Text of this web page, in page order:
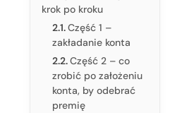
krok po kroku
Część 1 –
zakładanie konta
Część 2 – co
zrobić po założeniu
konta, by odebrać
premię